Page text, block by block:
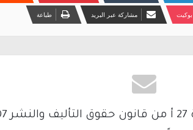
بوكيت مشاركة عبر البريد طباعة